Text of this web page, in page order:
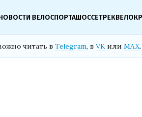
ВЕЛОСПОРТАШОССЕТРЕК
читать в Telegram, в VK или MAX